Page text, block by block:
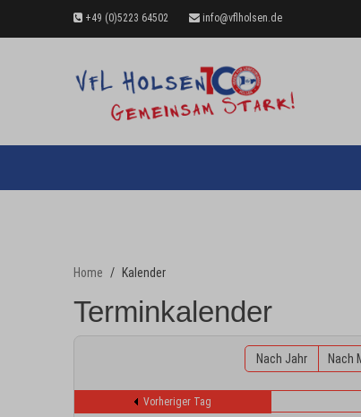
+49 (0)5223 64502 info@vflholsen.de
Home Kalender
Terminkalender
Nach Jahr Nach
Vorheriger Tag